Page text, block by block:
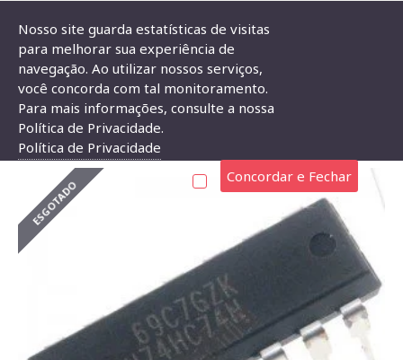
Circuito Integrado 74HC74 (SN74HC74N)
CIRCUITO INTEGRADO 74HC74 (SN74HC74N)
ESGOTADO
Nosso site guarda estatísticas de visitas
para melhorar sua experiência de
navegação. Ao utilizar nossos serviços,
você concorda com tal monitoramento.
Para mais informações, consulte a nossa
Política de Privacidade.
Política de Privacidade
Concordar e Fechar